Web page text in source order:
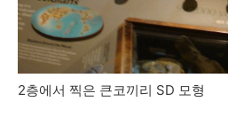
2층에서 찍은 큰코끼리 SD 모형